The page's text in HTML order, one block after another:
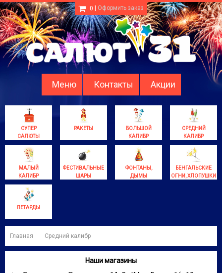
0 Оформить заказ
Меню Контакты Акции
СУПЕР
САЛЮТЫ
РАКЕТЫ
БОЛЬШОЙ
КАЛИБР
СРЕДНИЙ
КАЛИБР
МАЛЫЙ
КАЛИБР
ФЕСТИВАЛЬНЫЕ
ШАРЫ
ФОНТАНЫ,
ДЫМЫ
БЕНГАЛЬСКИЕ
ОГНИ, ХЛОПУШКИ
ПЕТАРДЫ
Главная Средний калибр
Наши магазины